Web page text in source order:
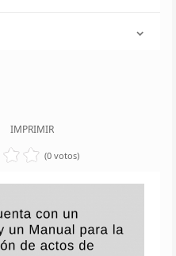
IMPRIMIR
(0 votos)